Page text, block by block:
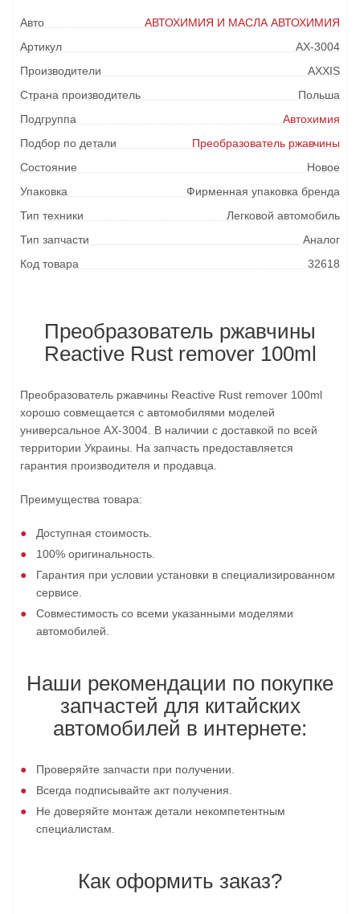
Авто
АВТОХИМИЯ И МАСЛА АВТОХИМИЯ
Артикул
AX-3004
Производители
AXXIS
Страна производитель
Польша
Подгруппа
Автохимия
Подбор по детали
Преобразователь ржавчины
Состояние
Новое
Упаковка
Фирменная упаковка бренда
Тип техники
Легковой автомобиль
Тип запчасти
Аналог
Код товара
32618
Преобразователь ржавчины
Reactive Rust remover 100ml
Преобразователь ржавчины Reactive Rust remover 100ml
хорошо совмещается с автомобилями моделей
универсальное AX-3004. В наличии с доставкой по всей
территории Украины. На запчасть предоставляется
гарантия производителя и продавца.
Преимущества товара:
Доступная стоимость.
100% оригинальность.
Гарантия при условии установки в специализированном
сервисе.
Совместимость со всеми указанными моделями
автомобилей.
Наши рекомендации по покупке
запчастей для китайских
автомобилей в интернете:
Проверяйте запчасти при получении.
Всегда подписывайте акт получения.
Не доверяйте монтаж детали некомпетентным
специалистам.
Как оформить заказ?